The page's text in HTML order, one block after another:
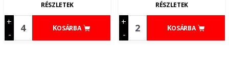
+
-
KOSÁRBA
RÉSZLETEK
+
-
KOSÁRBA
RÉSZLETEK